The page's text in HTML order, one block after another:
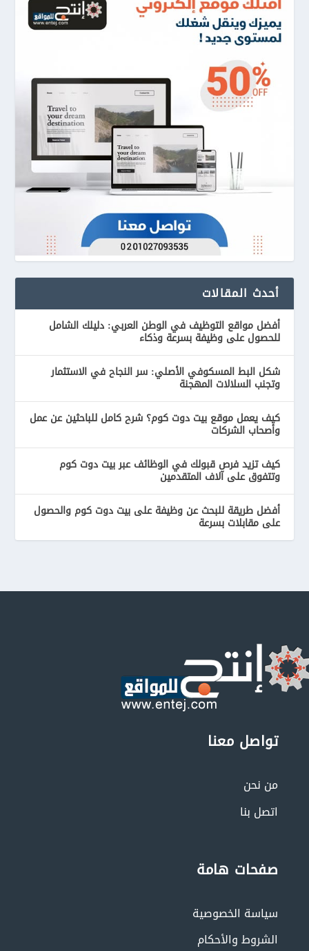
أحدث المقالات
أفضل مواقع التوظيف في الوطن العربي: دليلك الشامل
للحصول على وظيفة بسرعة وذكاء
شكل البط المسكوفي الأصلي: سر النجاح في الاستثمار
وتجنب السلالات المهجنة
كيف يعمل موقع بيت دوت كوم؟ شرح كامل للباحثين عن عمل
وأصحاب الشركات
كيف تزيد فرص قبولك في الوظائف عبر بيت دوت كوم
وتتفوق على آلاف المتقدمين
أفضل طريقة للبحث عن وظيفة على بيت دوت كوم والحصول
على مقابلات بسرعة
تواصل معنا
من نحن
اتصل بنا
صفحات هامة
سياسة الخصوصية
الشروط والأحكام